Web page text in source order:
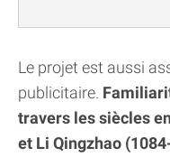
Le projet est aussi
publicitaire.
travers les siècles
et Li Qingzhao